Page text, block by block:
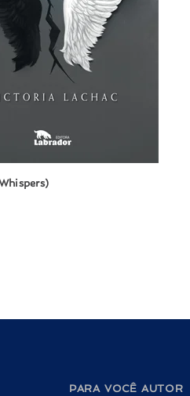
PARA VOCÊ AUTOR